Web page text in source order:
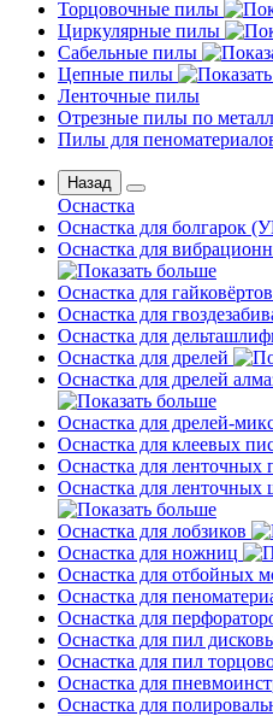
Торцовочные пилы
Циркулярные пилы
Сабельные пилы
Цепные пилы
Ленточные пилы
Отрезные пилы по
Пилы для
Назад
Оснастка
Оснастка для болгарок
Оснастка для
Оснастка для гайковёртов
Оснастка для
Оснастка для
Оснастка для дрелей
Оснастка для дрелей
Оснастка для дрелей-
Оснастка для клеевых
Оснастка для ленточных
Оснастка для
Оснастка для лобзиков
Оснастка для ножниц
Оснастка для отбойных
Оснастка для
Оснастка для
Оснастка для пил
Оснастка для пил
Оснастка для
Оснастка для